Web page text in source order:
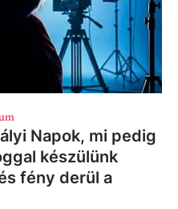
Napok, mi pedig
készülünk
fény derül a